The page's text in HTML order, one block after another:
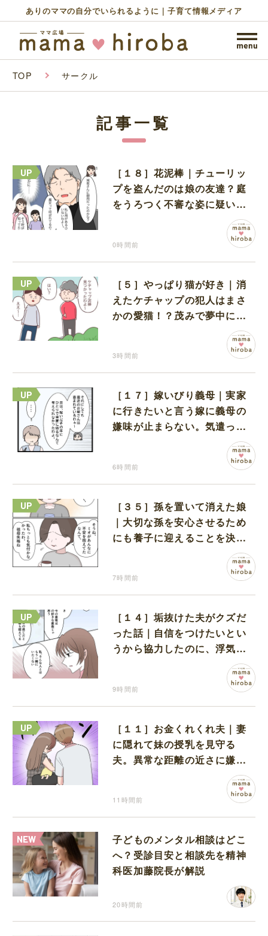
ありのママの自分でいられるように｜子育て情報メディア
TOP サークル
記事一覧
［１８］花泥棒｜チューリッ
プを盗んだのは娘の友達？庭
をうろつく不審な姿に疑いが
0時間前
［５］やっぱり猫が好き｜消
えたケチャップの犯人はまさ
かの愛猫！？茂みで夢中にな
3時間前
［１７］嫁いびり義母｜実家
に行きたいと言う嫁に義母の
嫌味が止まらない。気遣って
6時間前
［３５］孫を置いて消えた娘
｜大切な孫を安心させるため
にも養子に迎えることを決心
7時間前
［１４］垢抜けた夫がクズだ
った話｜自信をつけたいとい
うから協力したのに、浮気と
9時間前
［１１］お金くれくれ夫｜妻
に隠れて妹の授乳を見守る
夫。異常な距離の近さに嫌悪
11時間前
子どものメンタル相談はどこ
へ？受診目安と相談先を精神
科医加藤院長が解説
20時間前